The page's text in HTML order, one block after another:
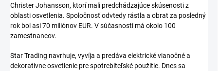
Christer Johansson, ktorí mali predchádzajúce skúsenosti z
oblasti osvetlenia. Spoločnosť odvtedy rástla a obrat za posledný
rok bol asi 70 miliónov EUR. V súčasnosti má okolo 100
zamestnancov.
Star Trading navrhuje, vyvíja a predáva elektrické vianočné a
dekoratívne osvetlenie pre spotrebiteľské použitie. Dnes sa